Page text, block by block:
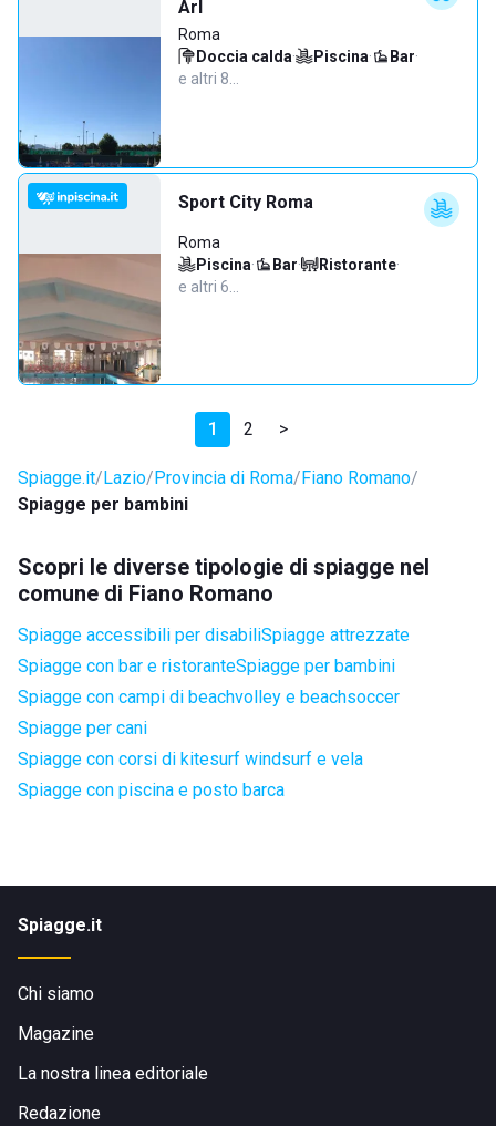
Arl
Roma
Doccia calda· Piscina· Bar·
e altri 8…
Sport City Roma
Roma
Piscina· Bar· Ristorante·
e altri 6…
1 2 >
Spiagge.it Lazio Provincia di Roma Fiano Romano
Spiagge per bambini
Scopri le diverse tipologie di spiagge nel
comune di Fiano Romano
Spiagge accessibili per disabiliSpiagge attrezzate
Spiagge con bar e ristoranteSpiagge per bambini
Spiagge con campi di beachvolley e beachsoccer
Spiagge per cani
Spiagge con corsi di kitesurf windsurf e vela
Spiagge con piscina e posto barca
Spiagge.it
Chi siamo
Magazine
La nostra linea editoriale
Redazione